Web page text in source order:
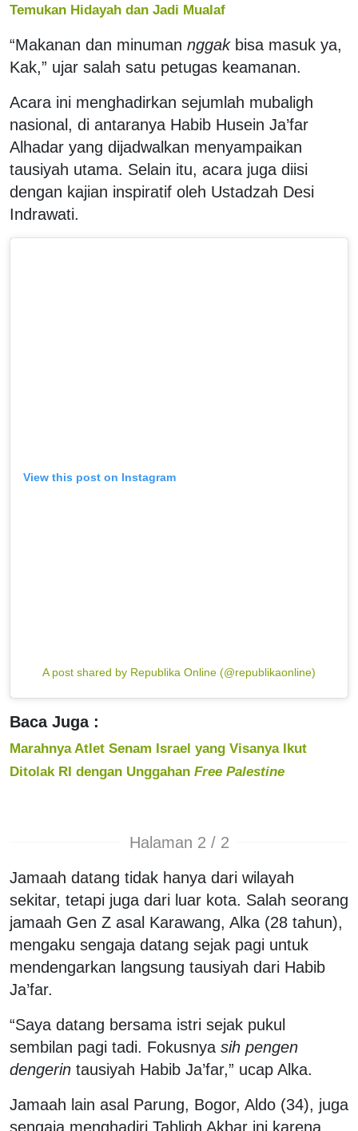
Temukan Hidayah dan Jadi Mualaf
“Makanan dan minuman nggakbisa masuk ya,
Kak,” ujar salah satu petugas keamanan.
Acara ini menghadirkan sejumlah mubaligh
nasional, di antaranya Habib Husein Ja’far
Alhadar yang dijadwalkan menyampaikan
tausiyah utama. Selain itu, acara juga diisi
dengan kajian inspiratif oleh Ustadzah Desi
Indrawati.
View this post on Instagram
A post shared by Republika Online (@republikaonline)
Baca Juga :
Marahnya Atlet Senam Israel yang Visanya Ikut
Ditolak RI dengan Unggahan Free Palestine
Halaman 2 / 2
Jamaah datang tidak hanya dari wilayah
sekitar, tetapi juga dari luar kota. Salah seorang
jamaah Gen Z asal Karawang, Alka (28 tahun),
mengaku sengaja datang sejak pagi untuk
mendengarkan langsung tausiyah dari Habib
Ja’far.
“Saya datang bersama istri sejak pukul
sembilan pagi tadi. Fokusnya sih pengen
dengerin tausiyah Habib Ja’far,” ucap Alka.
Jamaah lain asal Parung, Bogor, Aldo (34), juga
sengaja menghadiri Tabligh Akbar ini karena